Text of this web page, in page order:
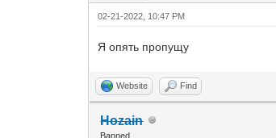
02-21-2022, 10:47 PM
Я опять пропущу
Website Find
Hozain
Banned